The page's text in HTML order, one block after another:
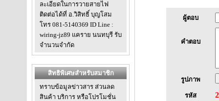
ละเอียดในการวายสายไฟ
ติดต่อได้ที่ อ.วิสิทธิ์ บุญโสม
โทร 081-5140369 ID Line :
wiring-jz89 แคราย นนทบุรี รับ
จำนวนจำกัด
สิทธิพิเศษสำหรับสมาชิก
ทราบข้อมูลข่าวสาร ส่วนลด
สินค้า บริการ หรือโปรโมชั่น
ผู้ตอบ
คำตอบ
รูปภาพ
รหัส